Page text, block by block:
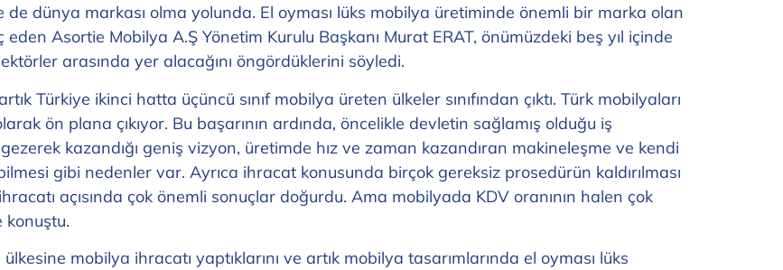
dünya markası olma yolunda. El oyması lüks mobilya üretiminde önemli bir marka olan
Asortie Mobilya A.Ş Yönetim Kurulu Başkanı Murat ERAT, önümüzdeki beş yıl içinde
arasında yer alacağını öngördüklerini söyledi.
Türkiye ikinci hatta üçüncü sınıf mobilya üreten ülkeler sınıfından çıktı. Türk mobilyaları
ön plana çıkıyor. Bu başarının ardında, öncelikle devletin sağlamış olduğu iş
kazandığı geniş vizyon, üretimde hız ve zaman kazandıran makineleşme ve kendi
gibi nedenler var. Ayrıca ihracat konusunda birçok gereksiz prosedürün kaldırılması
açısında çok önemli sonuçlar doğurdu. Ama mobilyada KDV oranının halen çok
konuştu.
mobilya ihracatı yaptıklarını ve artık mobilya tasarımlarında el oyması lüks